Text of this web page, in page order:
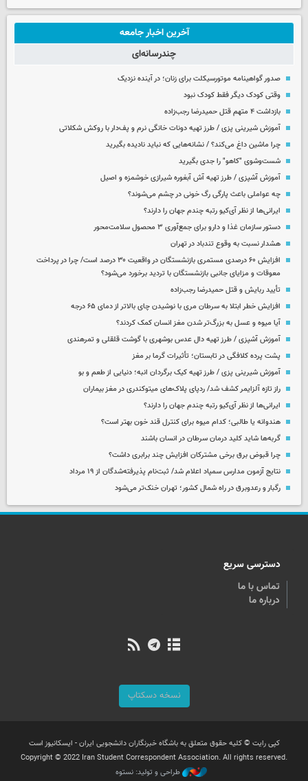
آخرین اخبار جامعه
چندرسانه‌ای
صدور گواهینامه موتورسیکلت برای زنان؛ در آینده نزدیک
وقتی کودک دیگر فقط کودک نبود
بازداشت ۴ متهم قتل حمیدرضا رجب‌زاده
آموزش شیرینی پزی / طرز تهیه دونات خانگی نرم و پف‌دار با روکش شکلاتی
چرا ماشین داغ می‌کند؟ / نشانه‌هایی که نباید نادیده بگیرید
شست‌وشوی "کاهو" را جدی بگیرید
آموزش آشپزی / طرز تهیه آش آبغوره شیرازی خوشمزه و اصیل
چه عواملی باعث پارگی رگ خونی در چشم می‌شوند؟
ایرانی‌ها از نظر آی‌کیو رتبه چندم جهان را دارند؟
دستور سازمان غذا و دارو برای جمع‌آوری ۳ محصول سلامت‌محور
هشدار نسبت به وقوع تندباد در تهران
افزایش ۶۰ درصدی مستمری‌ بازنشستگان در واقعیت ۳۰ درصد است/ چرا در پرداخت
معوقات و مزایای جانبی بازنشستگان با تردید برخورد می‌شود؟
تأیید ربایش و قتل حمیدرضا رجب‌زاده
افزایش خطر ابتلا به سرطان مری با نوشیدن چای بالاتر از دمای ۶۵ درجه
آیا میوه و عسل به بزرگ‌تر شدن مغز انسان کمک کردند؟
آموزش آشپزی / طرز تهیه دال عدس بوشهری با گوشت قلقلی و تمرهندی
پشت پرده کلافگی در تابستان؛ تأثیرات گرما بر مغز
آموزش شیرینی پزی / طرز تهیه کیک برگردان انبه؛ دنیایی از طعم و بو
راز تازه آلزایمر کشف شد/ ردپای پلاک‌های میتوکندری در مغز بیماران
ایرانی‌ها از نظر آی‌کیو رتبه چندم جهان را دارند؟
هندوانه یا طالبی؛ کدام‌ میوه برای کنترل قند خون بهتر است؟
گربه‌ها شاید کلید درمان سرطان در انسان باشند
چرا قبوض برق برخی مشترکان افزایش چند برابری داشت؟
نتایج آزمون مدارس سمپاد اعلام شد/ ثبت‌نام پذیرفته‌شدگان از ۱۹ مرداد
رگبار و رعدوبرق در راه شمال کشور؛ تهران خنک‌تر می‌شود
دسترسی سریع
تماس با ما
درباره ما
نسخه دسکتاپ
کپی رایت © کلیه حقوق متعلق به باشگاه خبرنگاران دانشجویی ایران - ایسکانیوز است
Copyright © 2022 Iran Student Correspondent Association. All rights reserved.
طراحی و تولید: نستوه